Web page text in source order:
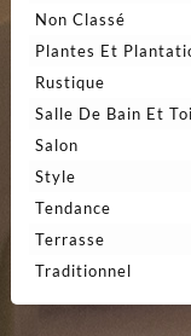
Non Classé
Plantes Et
Rustique
Salle De Bain Et
Salon
Style
Tendance
Terrasse
Traditionnel